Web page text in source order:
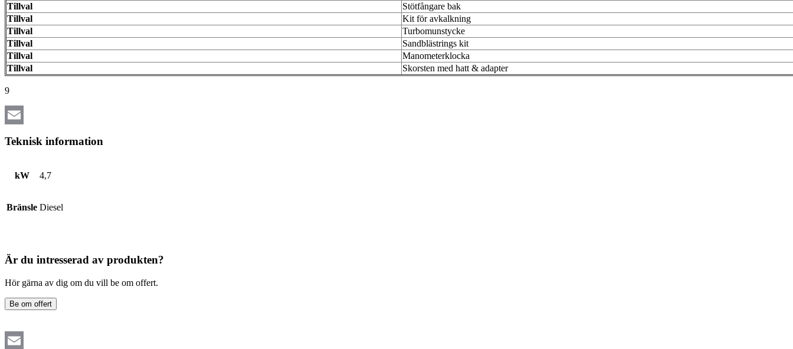
Tillval
Stötfångare bak
Tillval
Kit för avkalkning
Tillval
Turbomunstycke
Tillval
Sandblästrings kit
Tillval
Manometerklocka
Tillval
Skorsten med hatt & adapter
9
Teknisk information
kW 4,7
Bränsle Diesel
Är du intresserad av produkten?
Hör gärna av dig om du vill be om offert.
Be om offert